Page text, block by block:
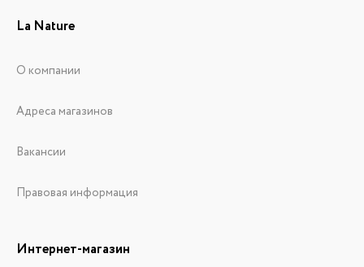
La Nature
О компании
Адреса магазинов
Вакансии
Правовая информация
Интернет-магазин